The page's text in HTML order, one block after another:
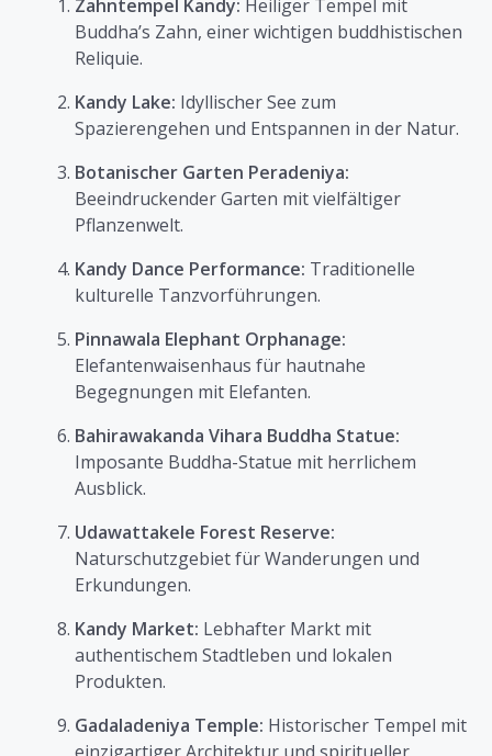
Zahntempel Kandy: Heiliger Tempel mit
Buddha’s Zahn, einer wichtigen buddhistischen
Reliquie.
Kandy Lake: Idyllischer See zum
Spazierengehen und Entspannen in der Natur.
Botanischer Garten Peradeniya:
Beeindruckender Garten mit vielfältiger
Pflanzenwelt.
Kandy Dance Performance: Traditionelle
kulturelle Tanzvorführungen.
Pinnawala Elephant Orphanage:
Elefantenwaisenhaus für hautnahe
Begegnungen mit Elefanten.
Bahirawakanda Vihara Buddha Statue:
Imposante Buddha-Statue mit herrlichem
Ausblick.
Udawattakele Forest Reserve:
Naturschutzgebiet für Wanderungen und
Erkundungen.
Kandy Market: Lebhafter Markt mit
authentischem Stadtleben und lokalen
Produkten.
Gadaladeniya Temple: Historischer Tempel mit